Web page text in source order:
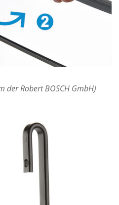
der Robert BOSCH GmbH)